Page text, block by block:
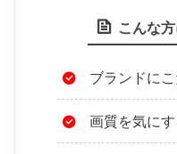
こんな
ブランドに
画質を気にす